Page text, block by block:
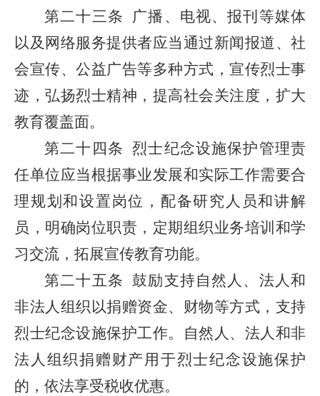
第二十三条 广播、电视、报刊等媒体
以及网络服务提供者应当通过新闻报道、社
会宣传、公益广告等多种方式，宣传烈士事
迹，弘扬烈士精神，提高社会关注度，扩大
教育覆盖面。
第二十四条烈士纪念设施保护管理责
任单位应当根据事业发展和实际工作需要合
理规划和设置岗位，配备研究人员和讲解
员，明确岗位职责，定期组织业务培训和学
习交流，拓展宣传教育功能。
第二十五条鼓励支持自然人、法人和
非法人组织以捐赠资金、财物等方式，支持
烈士纪念设施保护工作。自然人、法人和非
法人组织捐赠财产用于烈士纪念设施保护
的，依法享受税收优惠。